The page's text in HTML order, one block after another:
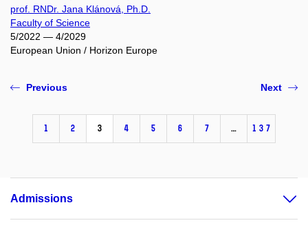
prof. RNDr. Jana Klánová, Ph.D.
Faculty of Science
5/2022 — 4/2029
European Union / Horizon Europe
Previous
1 2 3 4 5 6 7 … 137
Next
Admissions